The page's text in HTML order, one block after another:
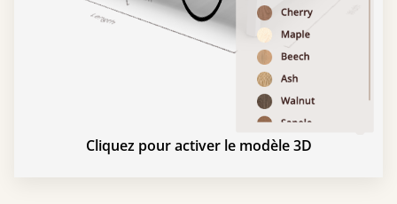
Cliquez pour activer le modèle 3D